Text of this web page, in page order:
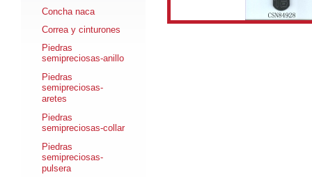
Concha naca
Correa y cinturones
Piedras
semipreciosas-anillo
Piedras
semipreciosas-
aretes
Piedras
semipreciosas-collar
Piedras
semipreciosas-
pulsera